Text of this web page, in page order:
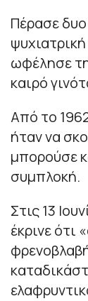
Πέρασε δυο
ωφέλησε
καιρό
Από το
ήταν να
μπορούσε
συμπλοκή.
Στις 13
έκρινε ότι